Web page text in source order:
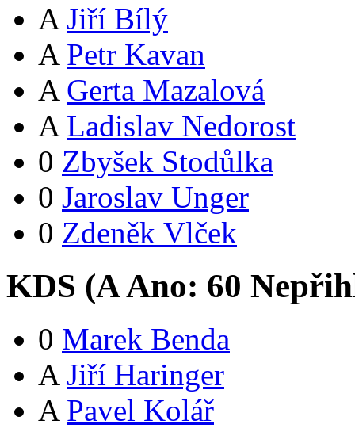
A Jiří Bílý
A Petr Kavan
A Gerta Mazalová
A Ladislav Nedorost
0 Zbyšek Stodůlka
0 Jaroslav Unger
0 Zdeněk Vlček
KDS (AAno: 60
0 Marek Benda
A Jiří Haringer
A Pavel Kolář